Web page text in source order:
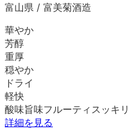
富山県 / 富美菊酒造
華やか
芳醇
重厚
穏やか
ドライ
軽快
酸味旨味フルーティ スッキリ
詳細を見る